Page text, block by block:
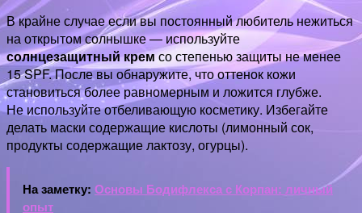
В крайне случае если вы постоянный любитель нежиться
на открытом солнышке — используйте
солнцезащитный кремсо степенью защиты не менее
15 SPF. После вы обнаружите, что оттенок кожи
становиться более равномерным и ложится глубже.
Не используйте отбеливающую косметику. Избегайте
делать маски содержащие кислоты (лимонный сок,
продукты содержащие лактозу, огурцы).
На заметку: Основы Бодифлекса с Корпан: личный
опыт